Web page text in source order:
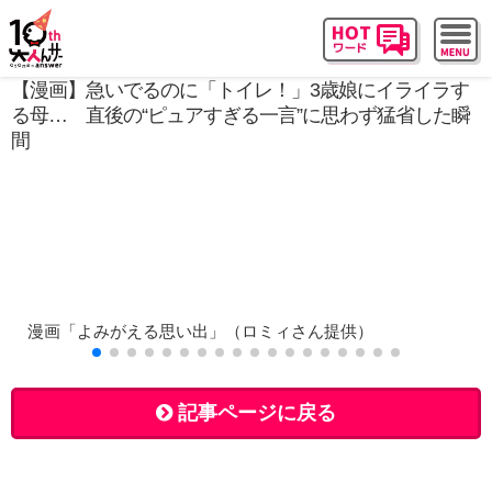
【漫画】急いでるのに「トイレ！」3歳娘にイライラす
る母… 直後の“ピュアすぎる一言”に思わず猛省した瞬
間
漫画「よみがえる思い出」（ロミィさん提供）
記事ページに戻る